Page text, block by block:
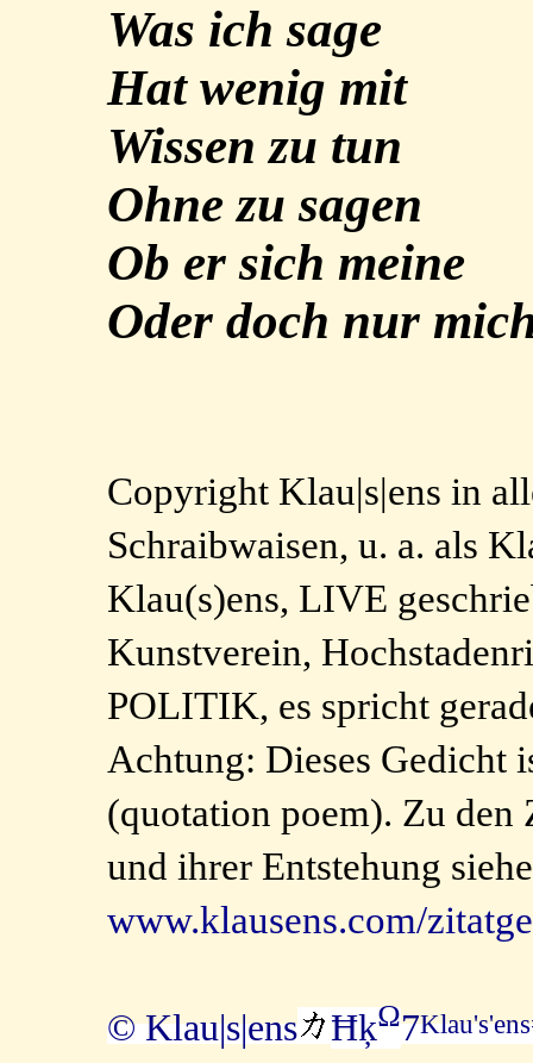
Was ich sage
Hat wenig mit
Wissen zu tun
Ohne zu sagen
Ob er sich meine
Oder doch nur
Copyright Klau|s|ens in
Schraibwaisen, u. a. als
Klau(s)ens, LIVE
Kunstverein,
POLITIK, es spricht
Achtung: Dieses Gedicht
(quotation poem). Zu den
und ihrer Entstehung
www.klausens.com/
© Klau|s|ens ĦķΩ7